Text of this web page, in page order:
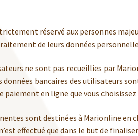
réservé aux personnes
de leurs données
ne sont pas recueillies par
bancaires des utilisateurs
paiement en ligne que vous
sont destinées à Marionline en
effectué que dans le but de